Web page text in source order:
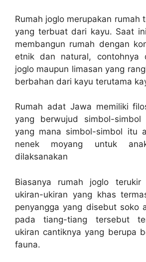
Rumah joglo merupakan rumah
yang terbuat dari kayu. Saat
membangun rumah dengan
etnik dan natural, contohnya
joglo maupun limasan yang
berbahan dari kayu terutama
Rumah adat Jawa memiliki
yang berwujud simbol-simbol
yang mana simbol-simbol itu
nenek moyang untuk
dilaksanakan
Biasanya rumah joglo terukir
ukiran-ukiran yang khas
penyangga yang disebut soko
pada tiang-tiang tersebut
ukiran cantiknya yang berupa
fauna.